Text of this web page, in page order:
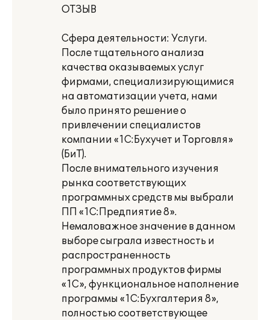
ОТЗЫВ
Сфера деятельности: Услуги.
После тщательного анализа
качества оказываемых услуг
фирмами, специализирующимися
на автоматизации учета, нами
было принято решение о
привлечении специалистов
компании «1С:Бухучет и Торговля»
(БиТ).
После внимательного изучения
рынка соответствующих
программных средств мы выбрали
ПП «1С:Предпиятие 8».
Немаловажное значение в данном
выборе сыграла известность и
распространенность
программных продуктов фирмы
«1С», функциональное наполнение
программы «1С:Бухгалтерия 8»,
полностью соответствующее